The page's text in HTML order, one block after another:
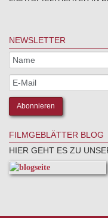
NEWSLETTER
FILMGEBLÄTTER BLOG
HIER GEHT ES ZU